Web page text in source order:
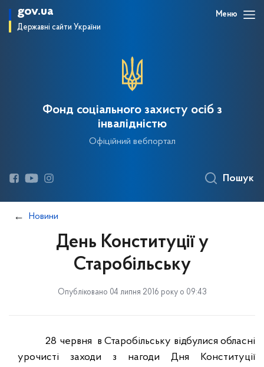
gov.ua
Державні сайти України
Меню
Фонд соціального захисту осіб з
інвалідністю
Офіційний вебпортал
Пошук
Новини
День Конституції у
Старобільську
Опубліковано 04 липня 2016 року о 09:43
28 червня в Старобільську відбулися обласні
урочисті заходи з нагоди Дня Конституції